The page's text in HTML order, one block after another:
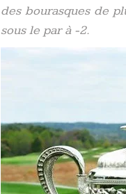
des bourasques de
sous le par à -2.